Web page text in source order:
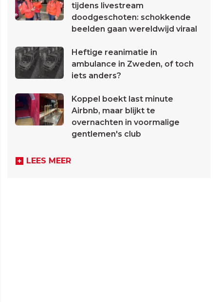
tijdens livestream
doodgeschoten: schokkende
beelden gaan wereldwijd viraal
Heftige reanimatie in
ambulance in Zweden, of toch
iets anders?
Koppel boekt last minute
Airbnb, maar blijkt te
overnachten in voormalige
gentlemen's club
LEES MEER